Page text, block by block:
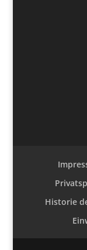
Historie